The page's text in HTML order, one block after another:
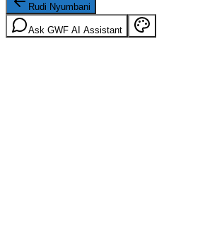
Rudi Nyumbani
Ask GWF AI Assistant